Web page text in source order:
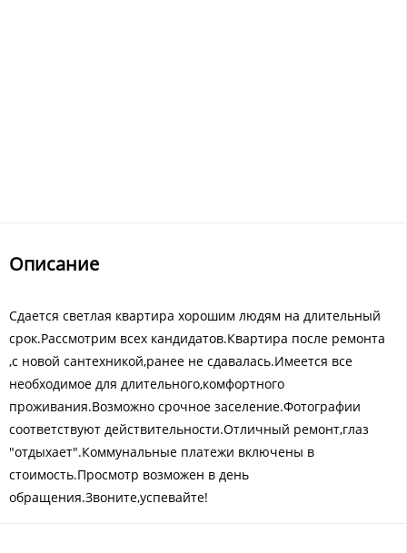
Описание
Сдается светлая квартира хорошим людям на длительный
срок.Рассмотрим всех кандидатов.Квартира после ремонта
,с новой сантехникой,ранее не сдавалась.Имеется все
необходимое для длительного,комфортного
проживания.Возможно срочное заселение.Фотографии
соответствуют действительности.Отличный ремонт,глаз
"отдыхает".Коммунальные платежи включены в
стоимость.Просмотр возможен в день
обращения.Звоните,успевайте!